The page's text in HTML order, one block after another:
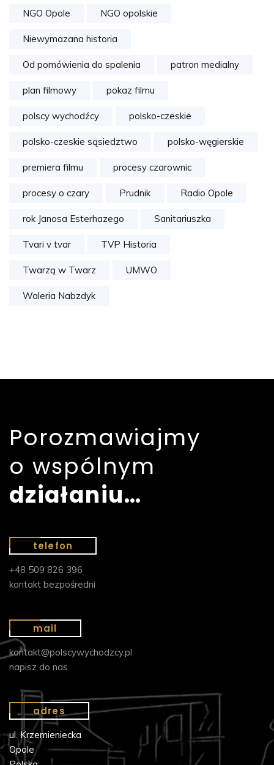
NGO Opole NGO opolskie
Niewymazana historia
Od pomówienia do spalenia patron medialny
plan filmowy pokaz filmu
polscy wychodźcy polsko-czeskie
polsko-czeskie sąsiedztwo polsko-węgierskie
premiera filmu procesy czarownic
procesy o czary Prudnik Radio Opole
rok Janosa Esterhazego Sanitariuszka
Tvari v tvar TVP Historia
Twarzą w Twarz UMWO
Waleria Nabzdyk
Porozmawiajmy
o wspólnym
działaniu…
telefon
+48 509 826 396
kontakt bezpośredni
mail
kontakt@polscywychodzcy.pl
napisz do nas
adres
ul. Krzemieniecka
Opole